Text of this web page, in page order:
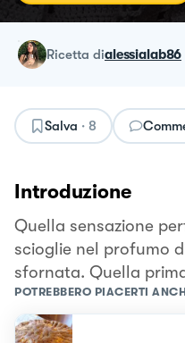
ricetta dialessialab86
Salva · 8
Introduzione
Quella sensazione
scioglie nel profumo
sfornata. Quella
POTREBBERO PIACERTI